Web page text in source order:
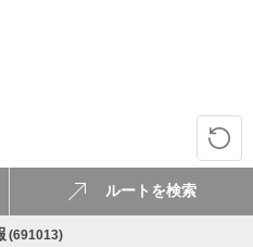
(691013)
ルートを検索